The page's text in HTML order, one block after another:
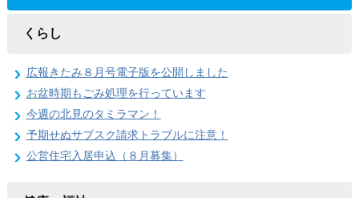
くらし
広報きたみ８月号電子版を公開しました
お盆時期もごみ処理を行っています
今週の北見のタミラマン！
予期せぬサブスク請求トラブルに注意！
公営住宅入居申込（８月募集）